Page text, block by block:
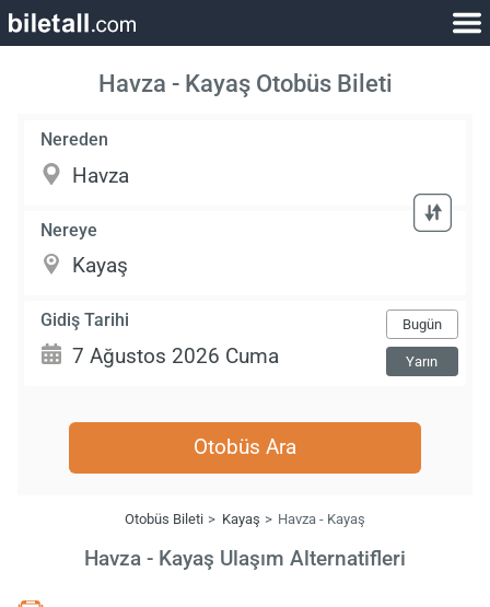
Havza - Kayaş Otobüs Bileti
Nereden
Nereye
Gidiş Tarihi Bugün
Yarın
Otobüs Ara
Otobüs Bileti Kayaş Havza - Kayaş
Havza - Kayaş Ulaşım Alternatifleri